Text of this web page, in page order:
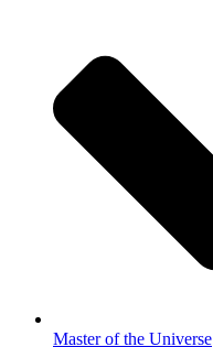
Master of the Universe